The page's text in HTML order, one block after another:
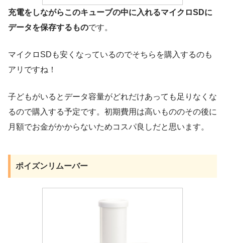
充電をしながらこのキューブの中に入れるマイクロSDに
データを保存するものです。
マイクロSDも安くなっているのでそちらを購入するのも
アリですね！
子どもがいるとデータ容量がどれだけあっても足りなくな
るので購入する予定です。初期費用は高いもののその後に
月額でお金がかからないためコスパ良しだと思います。
ポイズンリムーバー